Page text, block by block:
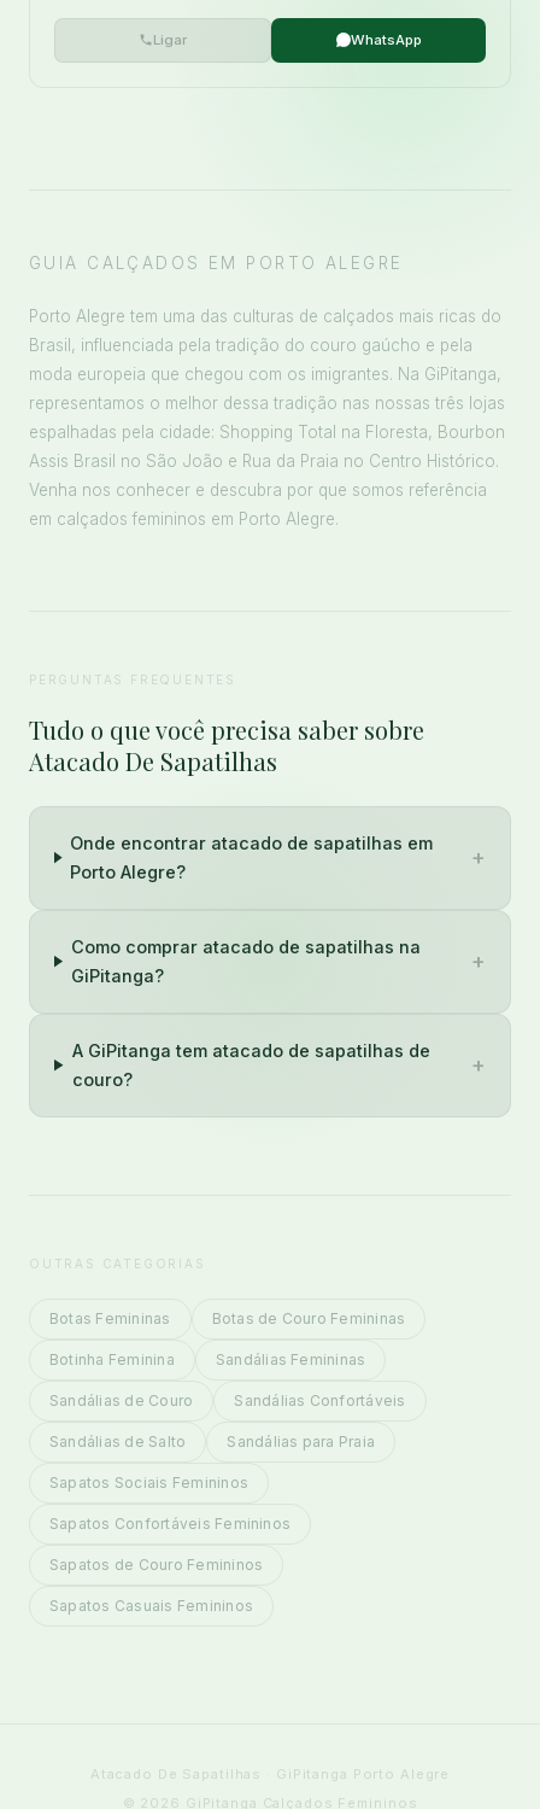
Ligar WhatsApp
GUIA CALÇADOS EM PORTO ALEGRE
Porto Alegre tem uma das culturas de calçados mais ricas do
Brasil, influenciada pela tradição do couro gaúcho e pela
moda europeia que chegou com os imigrantes. Na GiPitanga,
representamos o melhor dessa tradição nas nossas três lojas
espalhadas pela cidade: Shopping Total na Floresta, Bourbon
Assis Brasil no São João e Rua da Praia no Centro Histórico.
Venha nos conhecer e descubra por que somos referência
em calçados femininos em Porto Alegre.
PERGUNTAS FREQUENTES
Tudo o que você precisa saber sobre
Atacado De Sapatilhas
Onde encontrar atacado de sapatilhas em
Porto Alegre?
+
Como comprar atacado de sapatilhas na
GiPitanga?
+
A GiPitanga tem atacado de sapatilhas de
couro?
+
OUTRAS CATEGORIAS
Botas Femininas Botas de Couro Femininas
Botinha Feminina Sandálias Femininas
Sandálias de Couro Sandálias Confortáveis
Sandálias de Salto Sandálias para Praia
Sapatos Sociais Femininos
Sapatos Confortáveis Femininos
Sapatos de Couro Femininos
Sapatos Casuais Femininos
Atacado De Sapatilhas · GiPitanga Porto Alegre
© 2026 GiPitanga Calçados Femininos